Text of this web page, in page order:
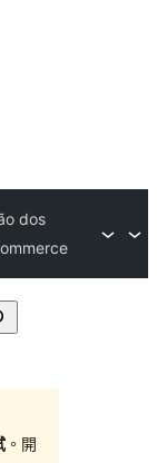
dos
。開